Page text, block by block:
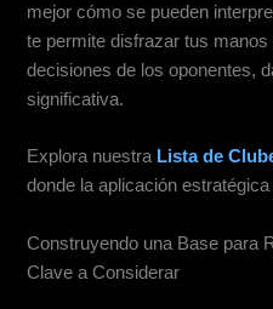
mejor cómo se pueden
te permite disfrazar tus
decisiones de los oponentes,
significativa.
Explora nuestra Lista de
donde la aplicación
Construyendo una Base para
Clave a Considerar